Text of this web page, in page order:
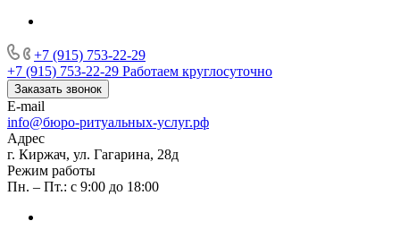
+7 (915) 753-22-29
+7 (915) 753-22-29 Работаем круглосуточно
Заказать звонок
E-mail
info@бюро-ритуальных-услуг.рф
Адрес
г. Киржач, ул. Гагарина, 28д
Режим работы
Пн. – Пт.: с 9:00 до 18:00